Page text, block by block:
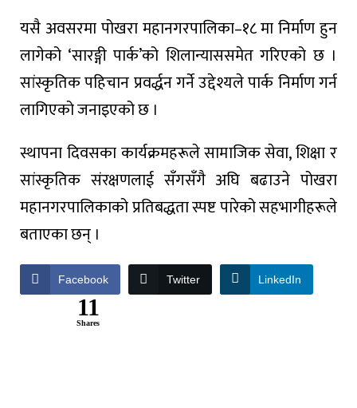
यसै अवसरमा पोखरा महानगरपालिका–१८ मा निर्माण हुन
लागेको ‘सारङ्गी पार्क’को शिलान्याससमेत गरिएको छ ।
सांस्कृतिक पहिचान प्रवर्द्धन गर्ने उद्देश्यले पार्क निर्माण गर्न
लागिएको जनाइएको छ ।
स्थापना दिवसका कार्यक्रमहरूले सामाजिक सेवा, शिक्षा र
सांस्कृतिक संरक्षणलाई सँगसँगै अघि बढाउने पोखरा
महानगरपालिकाको प्रतिबद्धता स्पष्ट पारेको सहभागीहरूले
बताएका छन् ।
Facebook Twitter LinkedIn
11
Shares